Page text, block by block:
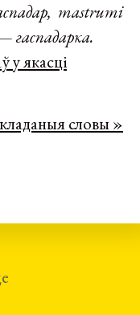
mastrumi
гаспадарка.
у якасці
словы »